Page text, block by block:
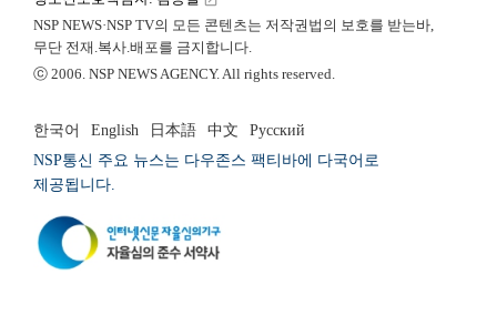
NSP NEWS·NSP TV의 모든 콘텐츠는 저작권법의 보호를 받는바,
무단 전재.복사.배포를 금지합니다.
ⓒ 2006. NSP NEWS AGENCY. All rights reserved.
한국어 English 日本語 中文
Русский
NSP통신 주요 뉴스는 다우존스 팩티바에 다국어로
제공됩니다.